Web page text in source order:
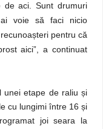
de aci. Sunt drumuri
voie să faci nicio
pentru că
aici”, a continuat
unei etape de raliu și
cu lungimi între 16 și
joi seara la